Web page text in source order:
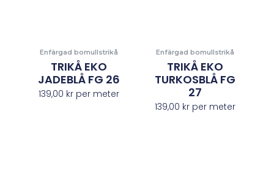
Enfärgad bomullstrikå
TRIKÅ EKO
JADEBLÅ FG 26
139,00 kr per meter
Enfärgad bomullstrikå
TRIKÅ EKO
TURKOSBLÅ FG
27
139,00 krper meter